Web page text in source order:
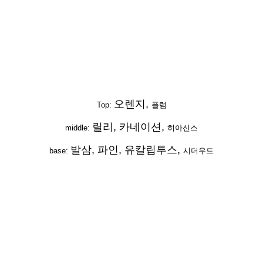
Top: 오렌지, 플럼
middle: 릴리, 카네이션, 히아신스
base: 발삼, 파인, 유칼립투스, 시더우드